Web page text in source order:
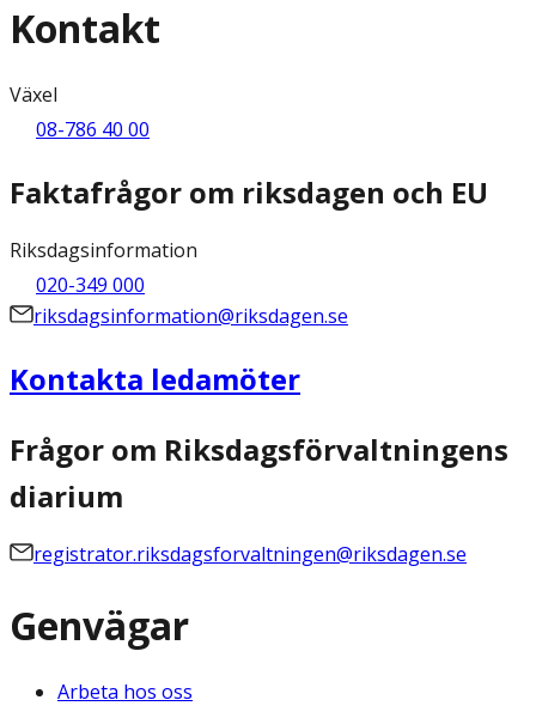
Kontakt
Växel
08-786 40 00
Faktafrågor om riksdagen och EU
Riksdagsinformation
020-349 000
riksdagsinformation@riksdagen.se
Kontakta ledamöter
Frågor om Riksdagsförvaltningens
diarium
registrator.riksdagsforvaltningen@riksdagen.se
Genvägar
Arbeta hos oss